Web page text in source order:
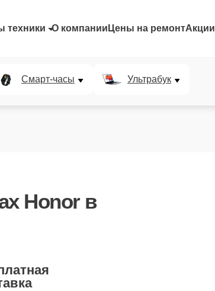
техники О компании Цены на ремонтАкции
Смарт-часы Ультрабук
Honor в